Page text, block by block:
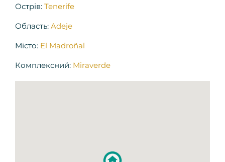
Острів: Tenerife
Область: Adeje
Місто: El Madroñal
Комплексний: Miraverde